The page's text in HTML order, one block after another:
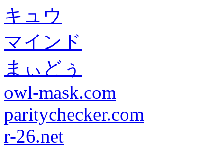
キュウ
マインド
まぃどぅ
owl-mask.com
paritychecker.com
r-26.net